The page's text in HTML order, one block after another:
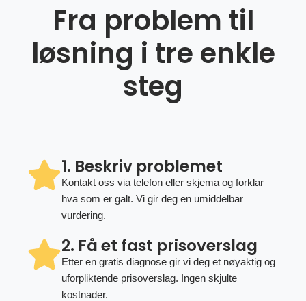
Fra problem til
løsning i tre enkle
steg
1. Beskriv problemet
Kontakt oss via telefon eller skjema og forklar
hva som er galt. Vi gir deg en umiddelbar
vurdering.
2. Få et fast prisoverslag
Etter en gratis diagnose gir vi deg et nøyaktig og
uforpliktende prisoverslag. Ingen skjulte
kostnader.